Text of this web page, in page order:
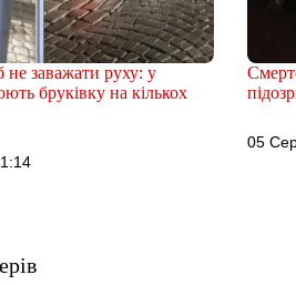
заважати руху: у
бруківку на кількох
05